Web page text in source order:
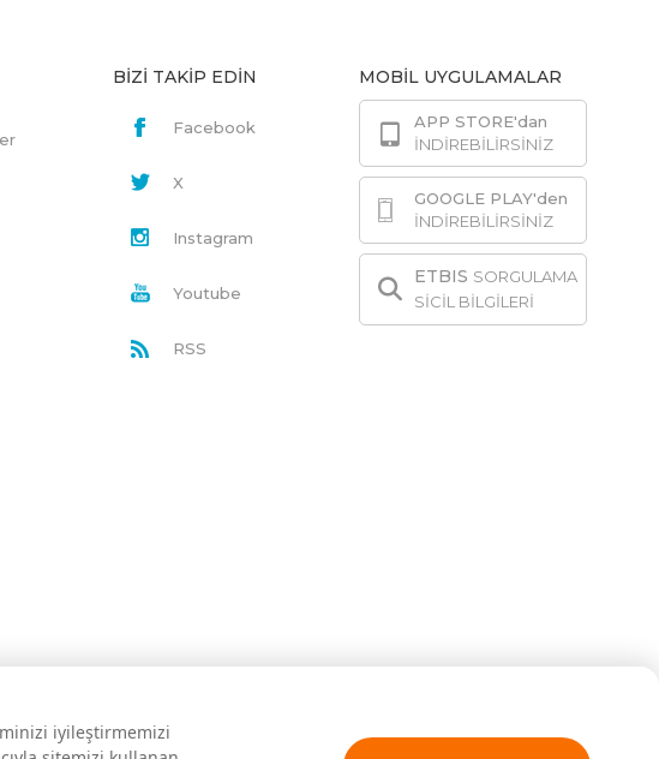
iyileştirmemizi
BİZİ TAKİP EDİN
Facebook
X
Instagram
Youtube
RSS
MOBİL UYGULAMALAR
APP STORE'dan
İNDİREBİLİRSİNİZ
GOOGLE PLAY'den
İNDİREBİLİRSİNİZ
ETBIS SORGULAMA
SİCİL BİLGİLERİ